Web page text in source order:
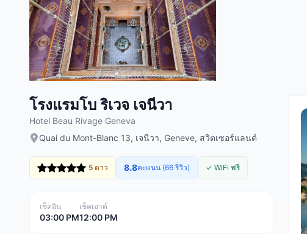
โรงแรมโบ ริเวจ เจนีวา
Hotel Beau Rivage Geneva
Quai du Mont-Blanc 13, เจนีวา, Geneve, สวิตเซอร์แลนด์
5 ดาว 8.8คะแนน (66 รีวิว) ✓ WiFi ฟรี
เช็คอิน
03:00 PM
เช็คเอาต์
12:00 PM